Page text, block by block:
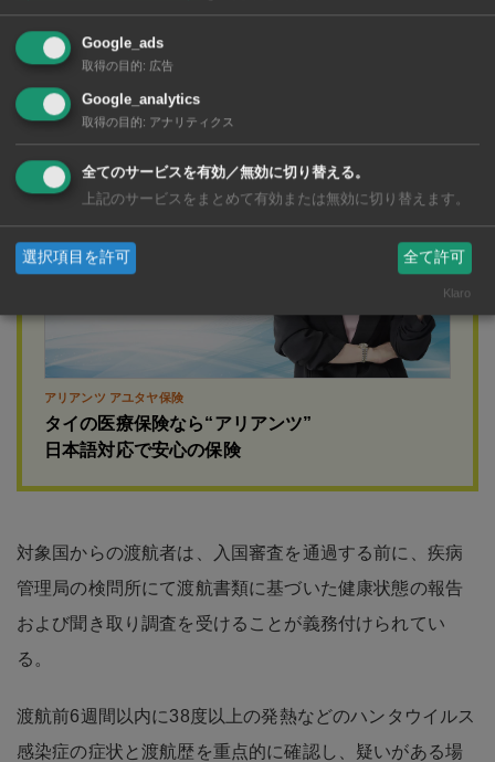
たと発表。
広告
アリアンツ アユタヤ保険
タイの医療保険なら“アリアンツ”
日本語対応で安心の保険
対象国からの渡航者は、入国審査を通過する前に、疾病
管理局の検問所にて渡航書類に基づいた健康状態の報告
および聞き取り調査を受けることが義務付けられてい
る。
渡航前6週間以内に38度以上の発熱などのハンタウイルス
感染症の症状と渡航歴を重点的に確認し、疑いがある場
Google_ads
取得の目的: 広告
Google_analytics
取得の目的: アナリティクス
全てのサービスを有効／無効に切り替える。
上記のサービスをまとめて有効または無効に切り替えます。
選択項目を許可 全て許可
Klaro